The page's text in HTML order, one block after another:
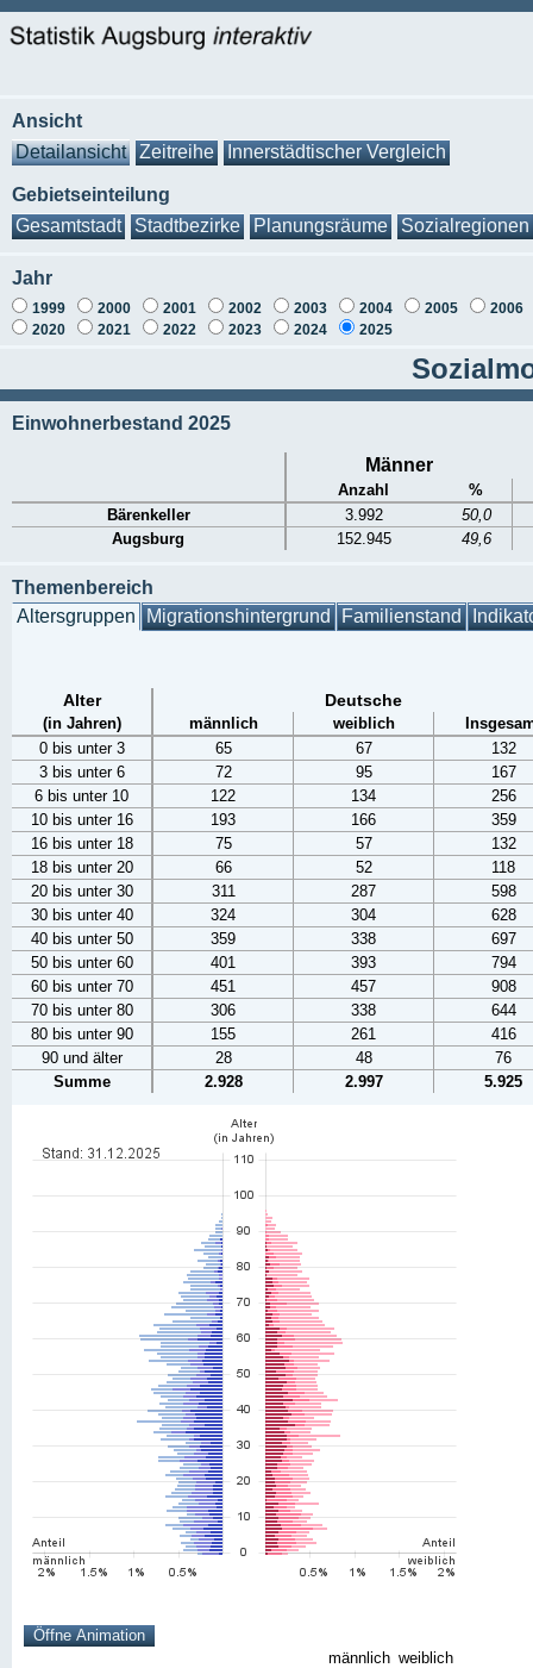
Ansicht
Detailansicht
Zeitreihe Innerstädtischer Vergleich
Gebietseinteilung
Gesamtstadt
Stadtbezirke Planungsräume Sozialregionen
Jahr
1999 2000 2001 2002 2003 2004 2005
2006
2020
2021 2022 2023 2024 2025
Einwohnerbestand 2025
Männer
Anzahl
%
Bärenkeller
3.992
50,0
Augsburg
152.945 49,6
Themenbereich
Altersgruppen Migrationshintergrund Familienstand
Alter Deutsche
(in Jahren) männlich weiblich
0 bis unter 3
65 67
132
3 bis unter 6
72 95
167
6 bis unter 10
122 134
256
10 bis unter 16
193 166
359
16 bis unter 18
75 57
132
18 bis unter 20
66 52
118
20 bis unter 30
311 287
598
30 bis unter 40
324 304
628
40 bis unter 50
359 338
697
50 bis unter 60
401 393
794
60 bis unter 70
451 457
908
70 bis unter 80
306 338
644
80 bis unter 90
155 261
416
90 und älter
28 48
76
Summe
2.928 2.997 5.925
männlich weiblich